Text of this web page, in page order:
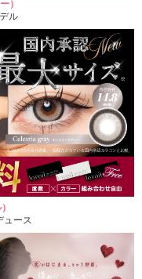
）
ル
ュース